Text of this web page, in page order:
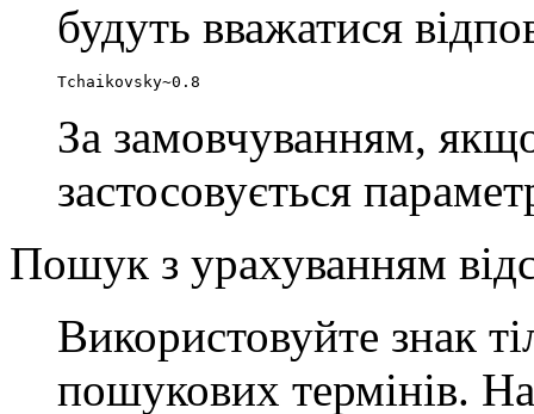
будуть вважатися
Tchaikovsky~0.8
За замовчуванням,
застосовується
Пошук з урахуванням
Використовуйте знак
пошукових термінів.